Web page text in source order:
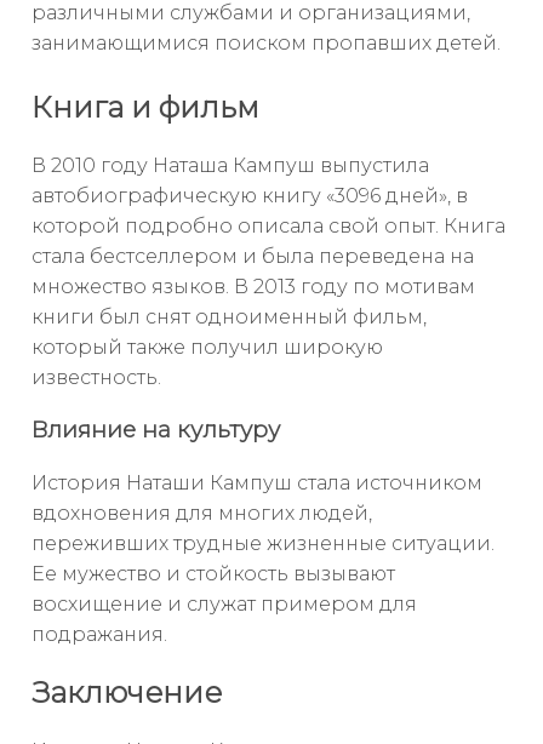
различными службами и организациями,
занимающимися поиском пропавших детей.
Книга и фильм
В 2010 году Наташа Кампуш выпустила
автобиографическую книгу «3096 дней», в
которой подробно описала свой опыт. Книга
стала бестселлером и была переведена на
множество языков. В 2013 году по мотивам
книги был снят одноименный фильм,
который также получил широкую
известность.
Влияние на культуру
История Наташи Кампуш стала источником
вдохновения для многих людей,
переживших трудные жизненные ситуации.
Ее мужество и стойкость вызывают
восхищение и служат примером для
подражания.
Заключение